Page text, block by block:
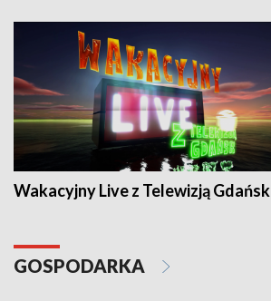
Wakacyjny Live z Telewizją Gdańsk
GOSPODARKA